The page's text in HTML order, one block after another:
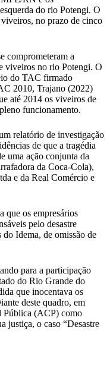
do rio Potengi. O
no prazo de cinco
comprometeram a
viveiros no rio Potengi. O
do TAC firmado
2010, Trajano (2022)
até 2014 os viveiros de
funcionamento.
relatório de investigação
de que a tragédia
uma ação conjunta da
da Coca-Cola),
e da Real Comércio e
que os empresários
pelo desastre
Idema, de omissão de
para a participação
do Rio Grande do
que inocentava os
deste quadro, em
Pública (ACP) como
justiça, o caso “Desastre